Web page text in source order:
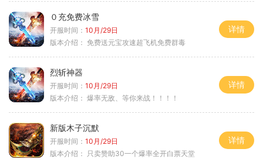
０充免费冰雪
开服时间： 10月/29日
版本介绍： 免费送元宝攻速超飞机免费群毒
详情
烈斩神器
开服时间： 10月/29日
版本介绍： 爆率无敌、等你来战！！！！
详情
新版木子沉默
开服时间： 10月/29日
版本介绍： 只卖赞助30一个爆率全开白票天堂
详情